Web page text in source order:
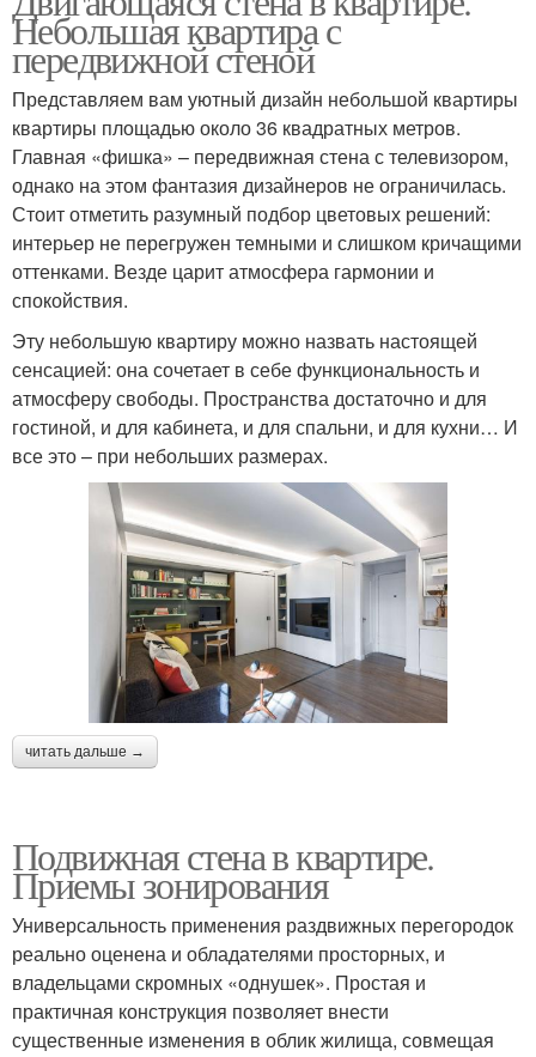
Небольшая квартира с
передвижной стеной
Представляем вам уютный дизайн небольшой квартиры
квартиры площадью около 36 квадратных метров.
Главная «фишка» – передвижная стена с телевизором,
однако на этом фантазия дизайнеров не ограничилась.
Стоит отметить разумный подбор цветовых решений:
интерьер не перегружен темными и слишком кричащими
оттенками. Везде царит атмосфера гармонии и
спокойствия.
Эту небольшую квартиру можно назвать настоящей
сенсацией: она сочетает в себе функциональность и
атмосферу свободы. Пространства достаточно и для
гостиной, и для кабинета, и для спальни, и для кухни… И
все это – при небольших размерах.
читать дальше →
Подвижная стена в квартире.
Приемы зонирования
Универсальность применения раздвижных перегородок
реально оценена и обладателями просторных, и
владельцами скромных «однушек». Простая и
практичная конструкция позволяет внести
существенные изменения в облик жилища, совмещая